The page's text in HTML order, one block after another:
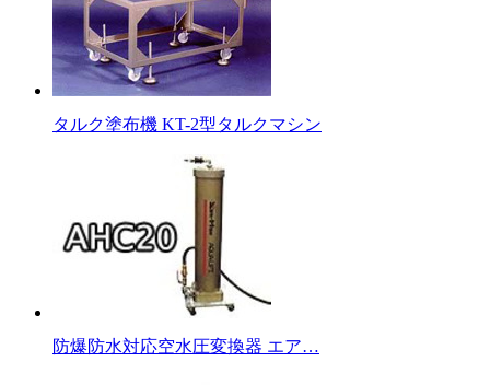
タルク塗布機 KT-2型タルクマシン
防爆防水対応空水圧変換器 エア…